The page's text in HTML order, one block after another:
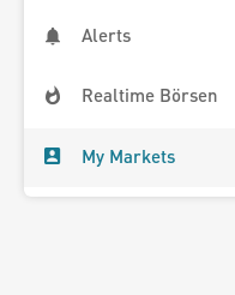
Alerts
Realtime Börsen
My Markets